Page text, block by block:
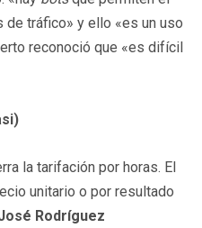
tráfico» y ello «es un uso
reconoció que «es difícil
la tarifación por horas. El
unitario o por resultado
Rodríguez